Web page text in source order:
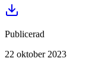
Publicerad
22 oktober 2023